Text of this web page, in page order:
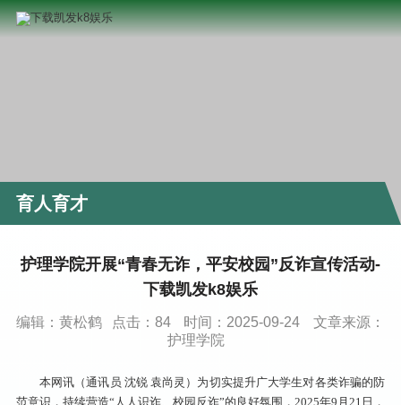
育人育才
护理学院开展“青春无诈，平安校园”反诈宣传活动-
下载凯发k8娱乐
编辑：黄松鹤 点击： 84 时间：2025-09-24
文章来源：
护理学院
本网讯（通讯员 沈锐 袁尚灵）为切实提升广大学生对各类诈骗的防
范意识，持续营造“人人识诈、校园反诈”的良好氛围，2025年9月21日，